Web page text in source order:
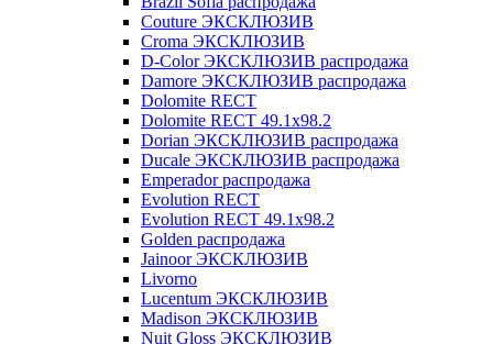
Couture ЭКСКЛЮЗИВ
Croma ЭКСКЛЮЗИВ
D-Color ЭКСКЛЮЗИВ распродажа
Damore ЭКСКЛЮЗИВ распродажа
Dolomite RECT
Dolomite RECT 49.1x98.2
Dorian ЭКСКЛЮЗИВ распродажа
Ducale ЭКСКЛЮЗИВ распродажа
Emperador распродажа
Evolution RECT
Evolution RECT 49.1x98.2
Golden распродажа
Jainoor ЭКСКЛЮЗИВ
Livorno
Lucentum ЭКСКЛЮЗИВ
Madison ЭКСКЛЮЗИВ
Nuit Gloss ЭКСКЛЮЗИВ